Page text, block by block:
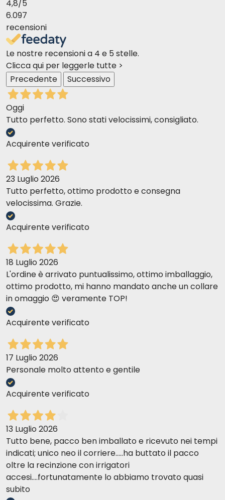
4,8/5
6.097
recensioni
Le nostre recensioni a 4 e 5 stelle.
Clicca qui per leggerle tutte >
Precedente
Successivo
Oggi
Tutto perfetto. Sono stati velocissimi, consigliato.
Acquirente verificato
23 Luglio 2026
Tutto perfetto, ottimo prodotto e consegna
velocissima. Grazie.
Acquirente verificato
18 Luglio 2026
L'ordine è arrivato puntualissimo, ottimo imballaggio,
ottimo prodotto, mi hanno mandato anche un collare
in omaggio 😍 veramente TOP!
Acquirente verificato
17 Luglio 2026
Personale molto attento e gentile
Acquirente verificato
13 Luglio 2026
Tutto bene, pacco ben imballato e ricevuto nei tempi
indicati; unico neo il corriere.....ha buttato il pacco
oltre la recinzione con irrigatori
accesi....fortunatamente lo abbiamo trovato quasi
subito